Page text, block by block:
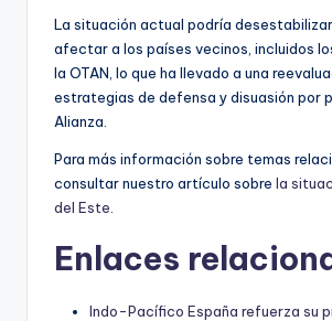
La situación actual podría
afectar a los países vecinos, incluidos
la OTAN, lo que ha llevado a una
estrategias de defensa y disuasión por
Alianza.
Para más información sobre temas
consultar nuestro artículo sobre la
del Este
Enlaces
Indo-Pacífico España refuerza su